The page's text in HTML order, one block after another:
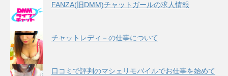
FANZA(旧DMM)チャットガールの求人情報
チャットレディ－の仕事について
口コミで評判のマシェリモバイルでお仕事を始めて